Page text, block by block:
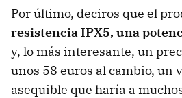
Por último, deciros que el
resistencia IPX5, una
y, lo más interesante, un
unos 58 euros al cambio, un
asequible que haría a